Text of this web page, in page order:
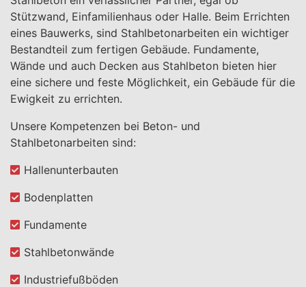
Stützwand, Einfamilienhaus oder Halle. Beim Errichten
eines Bauwerks, sind Stahlbetonarbeiten ein wichtiger
Bestandteil zum fertigen Gebäude. Fundamente,
Wände und auch Decken aus Stahlbeton bieten hier
eine sichere und feste Möglichkeit, ein Gebäude für die
Ewigkeit zu errichten.
Unsere Kompetenzen bei Beton- und
Stahlbetonarbeiten sind:
Hallenunterbauten
Bodenplatten
Fundamente
Stahlbetonwände
Industriefußböden